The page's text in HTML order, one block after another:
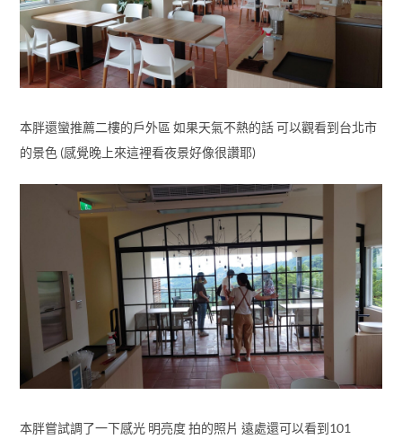
本胖還蠻推薦二樓的戶外區 如果天氣不熱的話 可以觀看到台北市
的景色 (感覺晚上來這裡看夜景好像很讚耶)
本胖嘗試調了一下感光 明亮度 拍的照片 遠處還可以看到101